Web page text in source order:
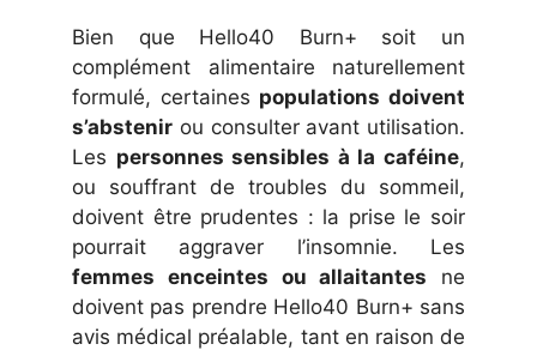
Bien que Hello40 Burn+ soit un
complément alimentaire naturellement
formulé, certaines populations doivent
s’abstenir ou consulter avant utilisation.
Les personnes sensibles à la caféine,
ou souffrant de troubles du sommeil,
doivent être prudentes : la prise le soir
pourrait aggraver l’insomnie. Les
femmes enceintes ou allaitantes ne
doivent pas prendre Hello40 Burn+ sans
avis médical préalable, tant en raison de